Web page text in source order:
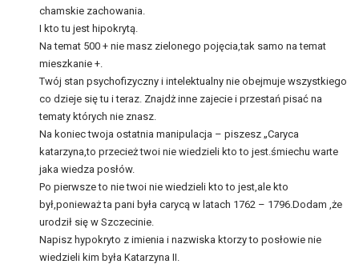
chamskie zachowania.
I kto tu jest hipokrytą.
Na temat 500 + nie masz zielonego pojęcia,tak samo na temat
mieszkanie +.
Twój stan psychofizyczny i intelektualny nie obejmuje wszystkiego
co dzieje się tu i teraz. Znajdż inne zajecie i przestań pisać na
tematy których nie znasz.
Na koniec twoja ostatnia manipulacja – piszesz „Caryca
katarzyna,to przecież twoi nie wiedzieli kto to jest.śmiechu warte
jaka wiedza posłów.
Po pierwsze to nie twoi nie wiedzieli kto to jest,ale kto
był,ponieważ ta pani była carycą w latach 1762 – 1796.Dodam ,że
urodził się w Szczecinie.
Napisz hypokryto z imienia i nazwiska ktorzy to posłowie nie
wiedzieli kim była Katarzyna II.